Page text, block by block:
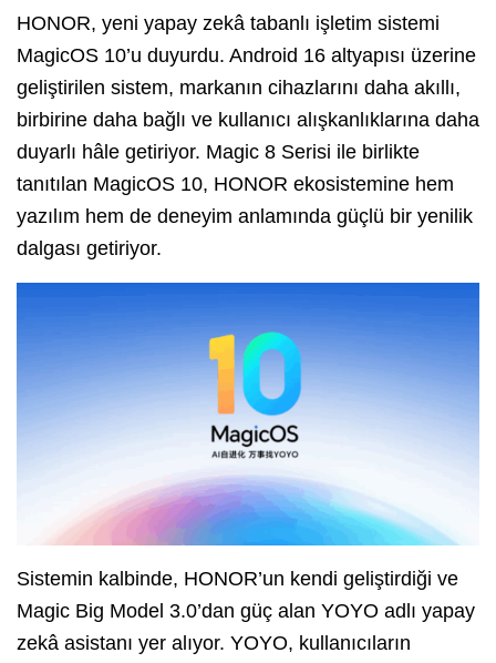
HONOR, yeni yapay zekâ tabanlı işletim sistemi
MagicOS 10’u duyurdu. Android 16 altyapısı üzerine
geliştirilen sistem, markanın cihazlarını daha akıllı,
birbirine daha bağlı ve kullanıcı alışkanlıklarına daha
duyarlı hâle getiriyor. Magic 8 Serisi ile birlikte
tanıtılan MagicOS 10, HONOR ekosistemine hem
yazılım hem de deneyim anlamında güçlü bir yenilik
dalgası getiriyor.
Sistemin kalbinde, HONOR’un kendi geliştirdiği ve
Magic Big Model 3.0’dan güç alan YOYO adlı yapay
zekâ asistanı yer alıyor. YOYO, kullanıcıların